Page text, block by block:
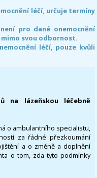
léčí, určuje termíny
pro dané onemocnění
svou odbornost.
léčí, pouze kvůli
na lázeňskou léčebně
o ambulantního specialistu,
za řádné přezkoumání
a o změně a doplnění
o tom, zda tyto podmínky